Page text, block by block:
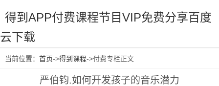
得到APP付费课程节目VIP免费分享百度
云下载
当前位置： 首页->得到课程->付费专栏正文
严伯钧.如何开发孩子的音乐潜力